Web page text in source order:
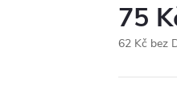
75
62 Kč bez
cena: